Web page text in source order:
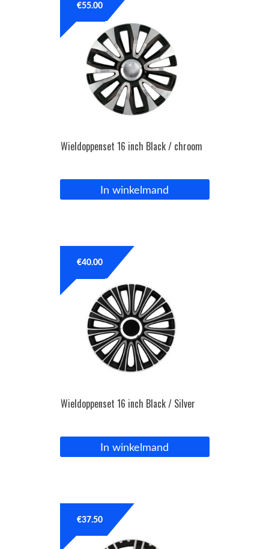
Bedrijfswagen parts
Wieldoppenset 16 inch Black / chroom
€55.00
In winkelmand
Wieldoppenset 16 inch Black / Silver
€40.00
In winkelmand
€37.50